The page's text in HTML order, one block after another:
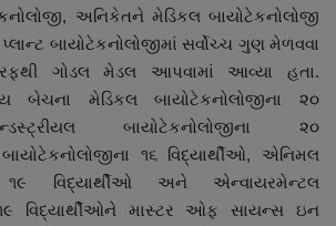
, અનિકેતને મેડિકલ બાયોટેકનોલોજી
બાયોટેકનોલોજીમાં સર્વોચ્ચ ગુણ મેળવવા
ગોડલ મેડલ આપવામાં આવ્યા હતા.
બેચના મેડિકલ બાયોટેકનોલોજીના ૨૦
બાયોટેકનોલોજીના ૨૦
૧૬ વિદ્યાર્થીઓ, એનિમલ
૧૯ વિદ્યાર્થીઓ અને એન્વાયરમેન્ટલ
૧૯ વિદ્યાર્થીઓને માસ્ટર ઓફ સાયન્સ ઇન